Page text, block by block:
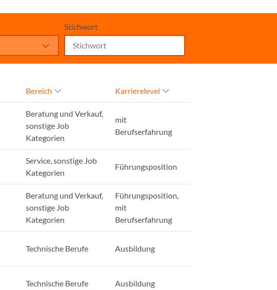
Stichwort
Bereich Karrierelevel
Beratung und Verkauf,
sonstige Job
Kategorien
mit
Berufserfahrung
Service, sonstige Job
Kategorien
Führungsposition
Beratung und Verkauf,
sonstige Job
Kategorien
Führungsposition,
mit
Berufserfahrung
Technische Berufe Ausbildung
Technische Berufe Ausbildung